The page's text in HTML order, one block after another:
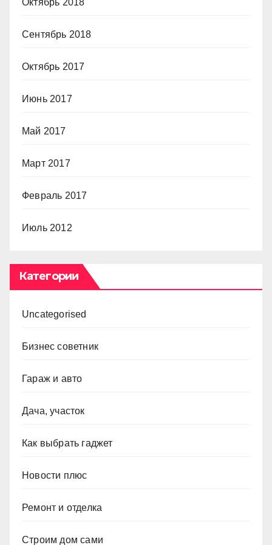
Сентябрь 2018
Октябрь 2017
Июнь 2017
Май 2017
Март 2017
Февраль 2017
Июль 2012
Категории
Uncategorised
Бизнес советник
Гараж и авто
Дача, участок
Как выбрать гаджет
Новости плюс
Ремонт и отделка
Строим дом сами